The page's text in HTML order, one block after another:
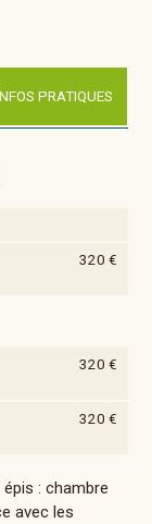
PRATIQUES
320 €
320 €
320 €
: chambre
avec les